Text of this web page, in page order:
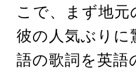
こで、まず地
彼の人気ぶりに
語の歌詞を英語